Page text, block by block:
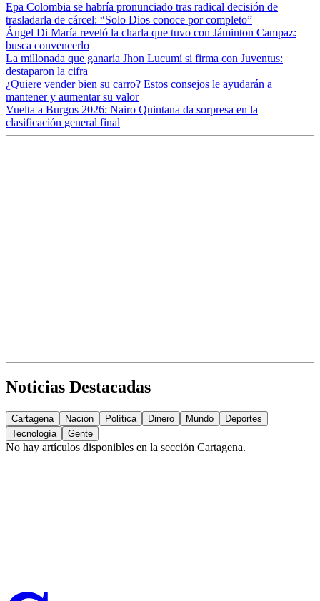
Epa Colombia se habría pronunciado tras radical decisión de
trasladarla de cárcel: “Solo Dios conoce por completo”
Ángel Di María reveló la charla que tuvo con Jáminton Campaz:
busca convencerlo
La millonada que ganaría Jhon Lucumí si firma con Juventus:
destaparon la cifra
¿Quiere vender bien su carro? Estos consejos le ayudarán a
mantener y aumentar su valor
Vuelta a Burgos 2026: Nairo Quintana da sorpresa en la
clasificación general final
Noticias Destacadas
Cartagena Nación Política Dinero Mundo
Deportes
Tecnología
Gente
No hay artículos disponibles en la sección Cartagena.